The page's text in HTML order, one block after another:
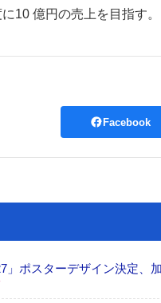
10 億円の売上を目指す。
Facebook
ポスターデザイン決定、